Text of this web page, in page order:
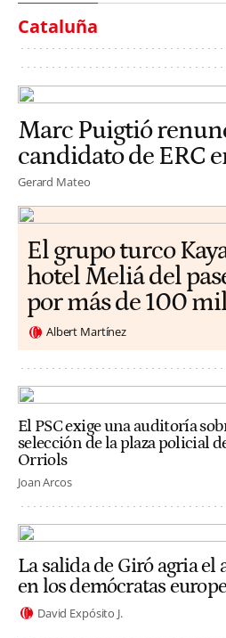
Cataluña
Marc Puigtió
candidato de ERC
Gerard Mateo
El grupo turco
hotel Meliá del
por más de 100
Albert Martínez
El PSC exige una auditoría
selección de la plaza policial
Orriols
Joan Arcos
La salida de Giró agria el
en los demócratas
David Expósito J.